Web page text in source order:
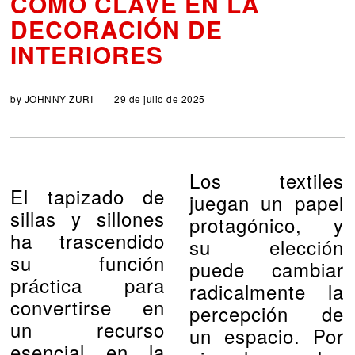
DECORACIÓN DE
INTERIORES
by JOHNNY ZURI 29 de julio de 2025
El tapizado de
sillas y sillones
ha trascendido
su función
práctica para
convertirse en
un recurso
Los textiles
juegan un papel
protagónico, y
su elección
puede cambiar
radicalmente la
percepción de
un espacio. Por